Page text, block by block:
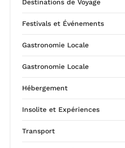
Destinations de Voyage
Festivals et Événements
Gastronomie Locale
Gastronomie Locale
Hébergement
Insolite et Expériences
Transport